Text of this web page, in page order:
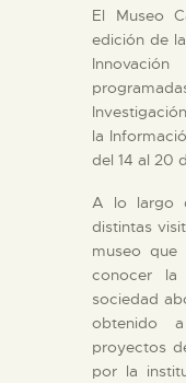
El Museo
edición de
la
del 14 al 20
A lo largo
distintas
museo
conocer la
sociedad
obtenido
proyectos
por la